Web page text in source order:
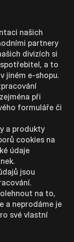
našich
partnery
divizích si
a to
jiném e-shopu.
při
formuláře či
a produkty
cookies na
údaje
jsou
na to,
a neprodáme je
své vlastní